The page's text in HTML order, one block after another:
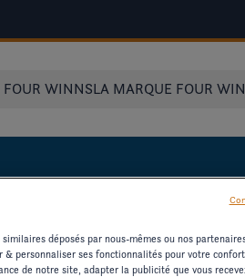
FOUR WINNSLA MARQUE FOUR
déposés par nous-mêmes ou nos
& personnaliser ses fonctionnalités pour votre
de notre site, adapter la publicité que vous